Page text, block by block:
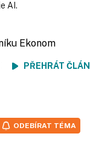
AI.
Ekonom
PŘEHRÁT
ODEBÍRAT TÉMA